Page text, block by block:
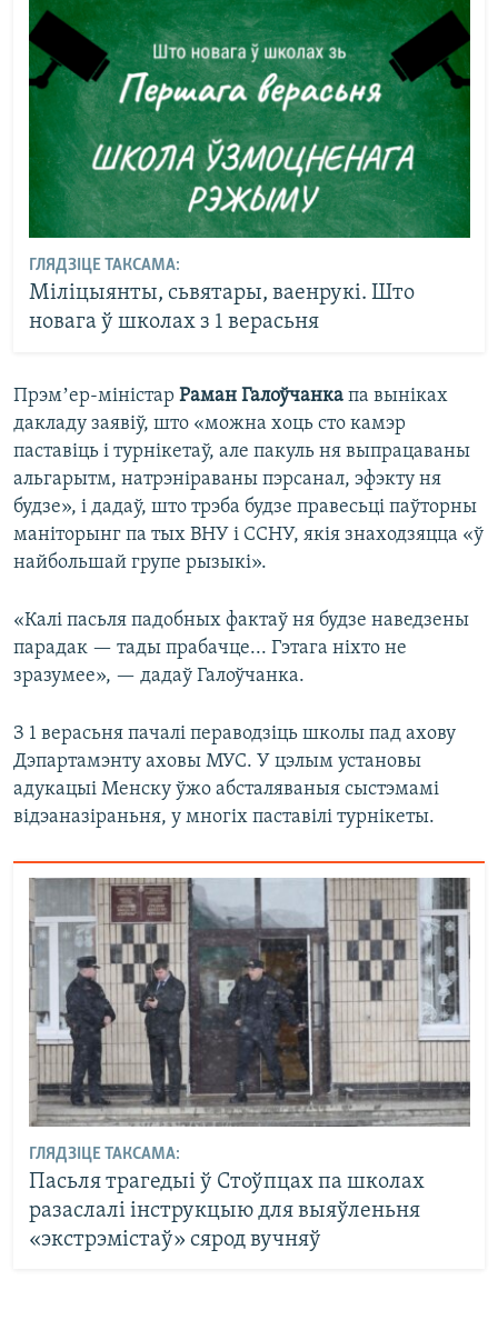
ГЛЯДЗІЦЕ ТАКСАМА:
Міліцыянты, сьвятары, ваенрукі. Што
новага ў школах з 1 верасьня
Прэмʼер-міністар Раман Галоўчанка па выніках
дакладу заявіў, што «можна хоць сто камэр
паставіць і турнікетаў, але пакуль ня выпрацаваны
альгарытм, натрэніраваны пэрсанал, эфэкту ня
будзе», і дадаў, што трэба будзе правесьці паўторны
маніторынг па тых ВНУ і ССНУ, якія знаходзяцца «ў
найбольшай групе рызыкі».
«Калі пасьля падобных фактаў ня будзе наведзены
парадак — тады прабачце... Гэтага ніхто не
зразумее», — дадаў Галоўчанка.
З 1 верасьня пачалі пераводзіць школы пад ахову
Дэпартамэнту аховы МУС. У цэлым установы
адукацыі Менску ўжо абсталяваныя сыстэмамі
відэаназіраньня, у многіх паставілі турнікеты.
ГЛЯДЗІЦЕ ТАКСАМА:
Пасьля трагедыі ў Стоўпцах па школах
разаслалі інструкцыю для выяўленьня
«экстрэмістаў» сярод вучняў